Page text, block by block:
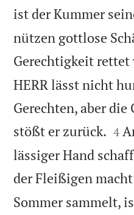
ist der Kummer
nützen gottlose
Gerechtigkeit rettet
HERR lässt nicht
Gerechten, aber
stößt er zurück. 

4
lässiger Hand
der Fleißigen
Sommer sammelt,